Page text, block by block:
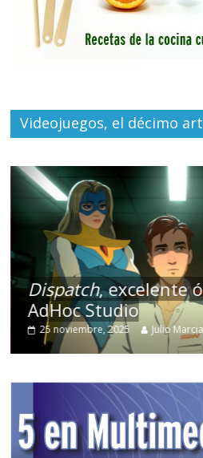
Videojuegos, el décimo
Dispatch, excelente
AdHoc Studio
25 noviembre, 2025 Julio